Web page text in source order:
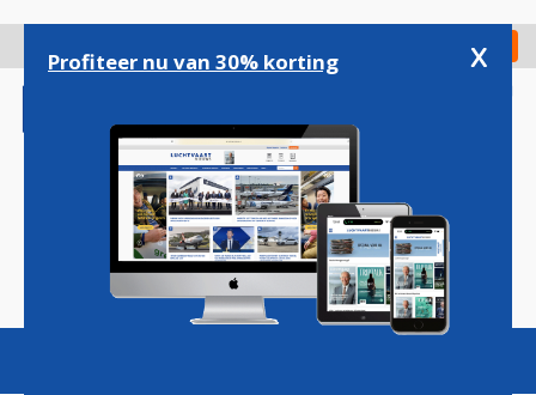
gaan
Check in
Magazine Podcasts Vacatures
Profiteer nu van 30% korting x